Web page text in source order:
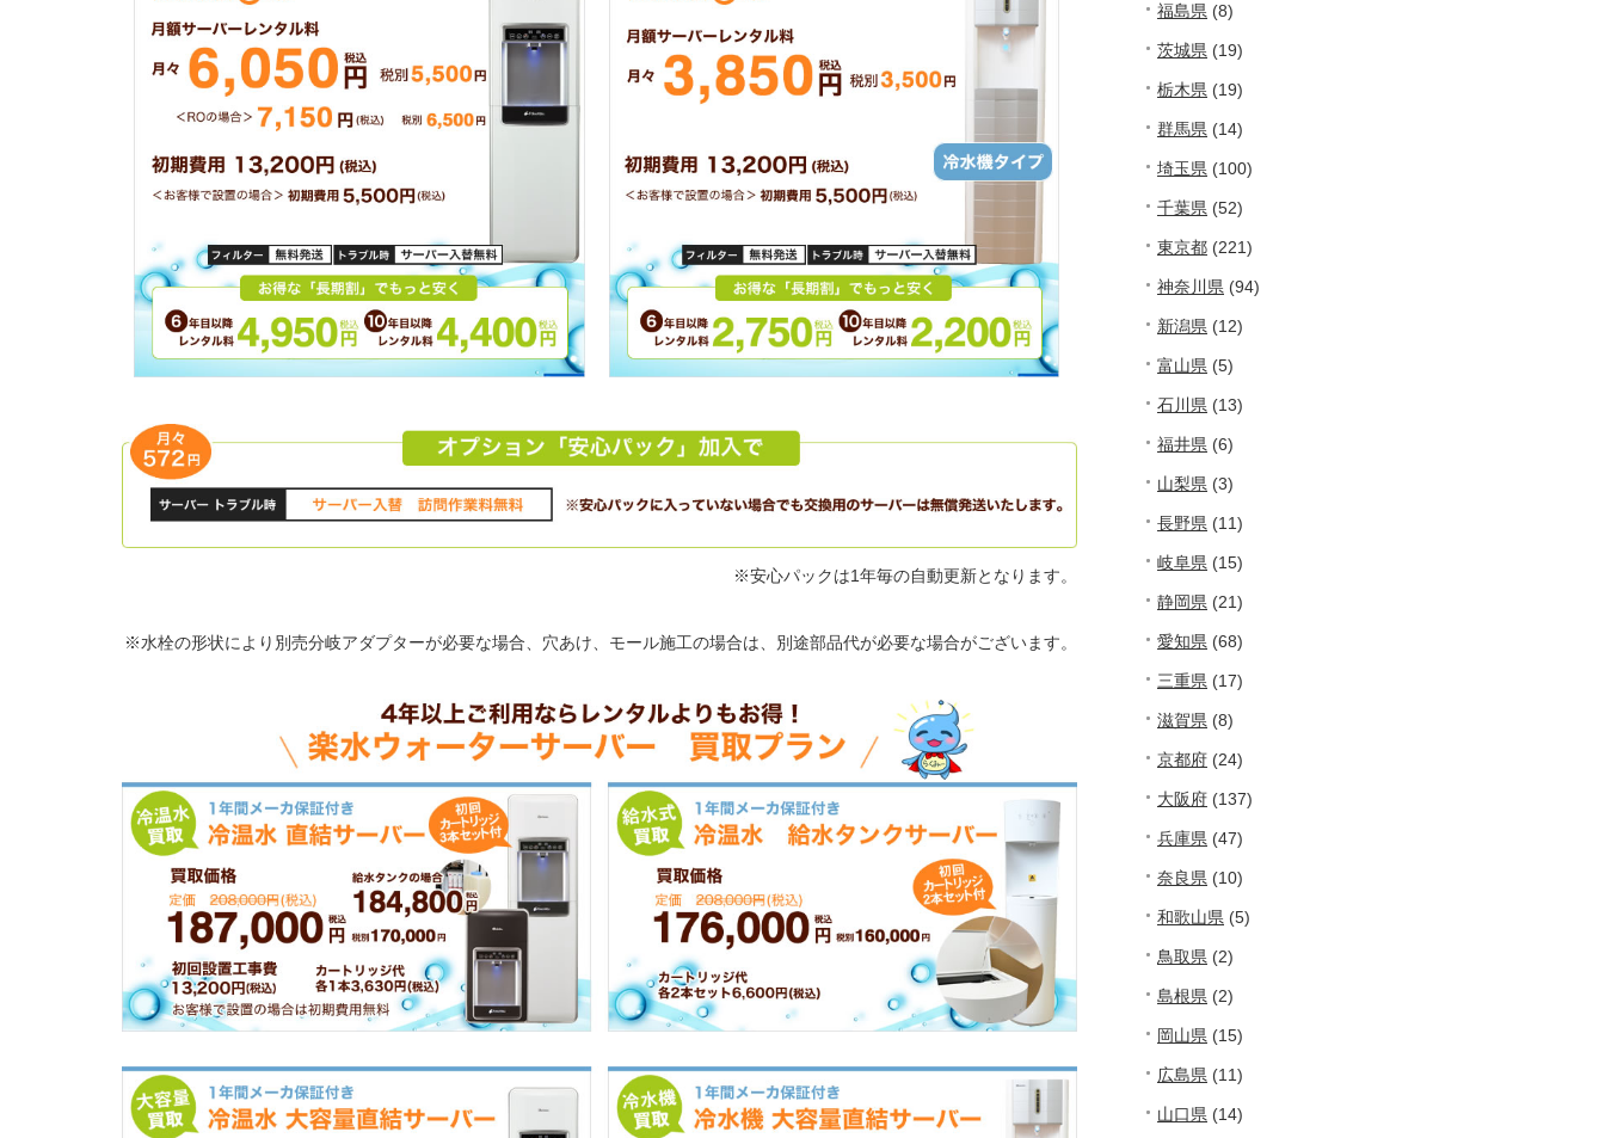
※安心パックは1年毎の自動更新となります。
※水栓の形状により別売分岐アダプターが必要な場合、穴あけ、モール施工の場合は、別途部品代が必要な場合がございます。
福島県 (8)
茨城県 (19)
栃木県 (19)
群馬県 (14)
埼玉県 (100)
千葉県 (52)
東京都 (221)
神奈川県 (94)
新潟県 (12)
富山県 (5)
石川県 (13)
福井県 (6)
山梨県 (3)
長野県 (11)
岐阜県 (15)
静岡県 (21)
愛知県 (68)
三重県 (17)
滋賀県 (8)
京都府 (24)
大阪府 (137)
兵庫県 (47)
奈良県 (10)
和歌山県 (5)
鳥取県 (2)
島根県 (2)
岡山県 (15)
広島県 (11)
山口県 (14)